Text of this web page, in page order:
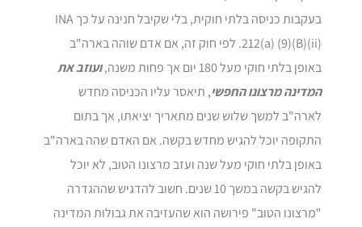
בעקבות כניסה בלתי חוקית, בלי שקיבל חנינה על כך INA
212(a) (9)(B)(ii). לפי חוק זה, אם אדם שוהה בארה"ב
באופן בלתי חוקי מעל 180 יום אך פחות משנה,
ועוזב את
המדינה מרצונו החפשי, תיאסר עליו הכניסה מחדש
לארה"ב למשך שלוש שנים מתאריך יציאתו, אך בתום
התקופה יוכל להגיש מחדש בקשה. אם האדם שהה בארה"ב
באופן בלתי חוקי מעל שנה ועזב מרצונו הטוב, לא יוכל
להגיש בקשה במשך 10 שנים. חשוב להדגיש שההגדרה
"מרצונו הטוב" פירושה הוא שהעזיבה את גבולות המדינה